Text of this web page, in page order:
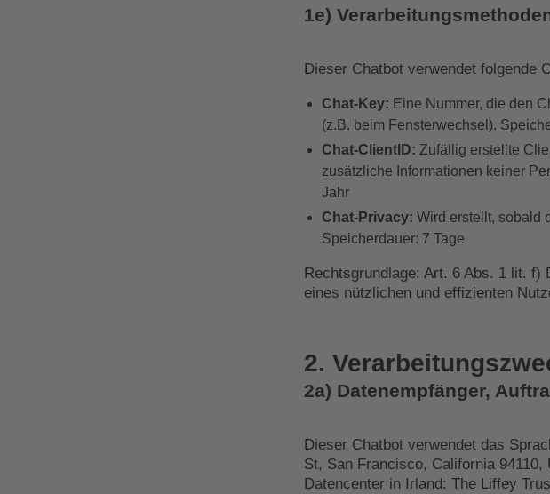
1e)
Dieser Chatbot verwendet folgende
Chat-Key: Eine Nummer, die den
(z.B. beim Fensterwechsel).
Chat-ClientID: Zufällig erstellte
zusätzliche Informationen keiner
Jahr
Chat-Privacy: Wird erstellt, sobald
Speicherdauer: 7 Tage
Rechtsgrundlage: Art. 6 Abs. 1 lit. f)
eines nützlichen und effizienten
2.
2a) Datenempfänger,
Dieser Chatbot verwendet das
St, San Francisco, California
Datencenter in Irland: The Liffey